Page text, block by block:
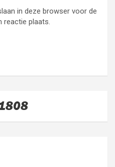
in deze browser voor de
reactie plaats.